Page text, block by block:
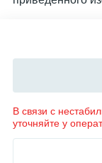
В связи с
уточняйте у